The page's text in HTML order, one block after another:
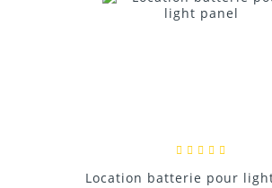
Location batterie pour